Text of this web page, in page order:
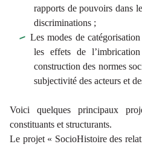
rapports de pouvoirs dans
discriminations ;
Les modes de
les effets de
construction des normes
subjectivité des acteurs et
Voici quelques principaux
constituants et structurants.
Le projet « SocioHistoire des